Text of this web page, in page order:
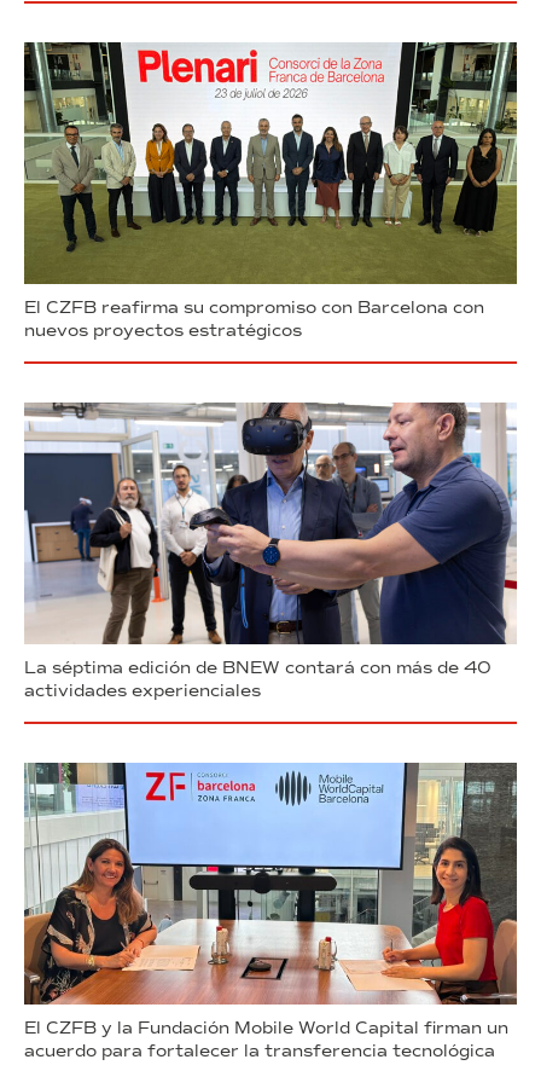
El CZFB reafirma su compromiso con Barcelona con
nuevos proyectos estratégicos
La séptima edición de BNEW contará con más de 40
actividades experienciales
El CZFB y la Fundación Mobile World Capital firman un
acuerdo para fortalecer la transferencia tecnológica